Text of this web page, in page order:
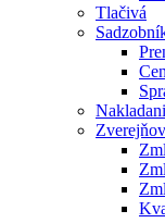
Tlačivá